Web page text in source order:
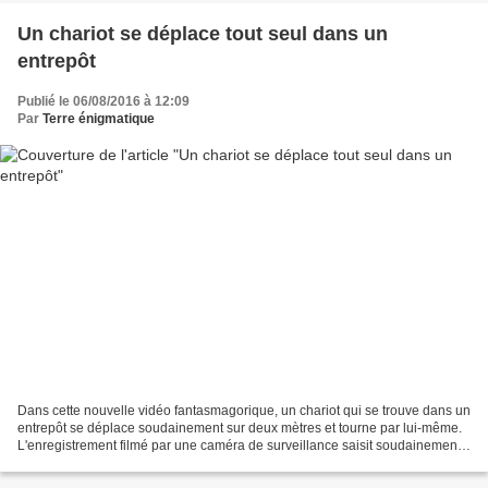
Un chariot se déplace tout seul dans un
entrepôt
Publié le 06/08/2016 à 12:09
Par Terre énigmatique
Dans cette nouvelle vidéo fantasmagorique, un chariot qui se trouve dans un
entrepôt se déplace soudainement sur deux mètres et tourne par lui-même.
L'enregistrement filmé par une caméra de surveillance saisit soudainement